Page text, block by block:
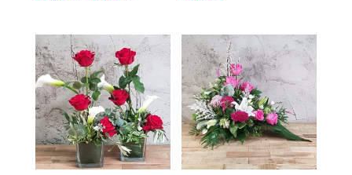
precios:
desde
23,00 €
hasta
25,00 €